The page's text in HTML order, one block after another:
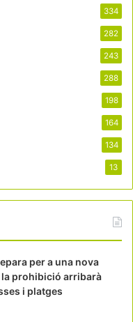
334
282
243
288
198
164
134
13
per a una nova
la prohibició arribarà
i platges